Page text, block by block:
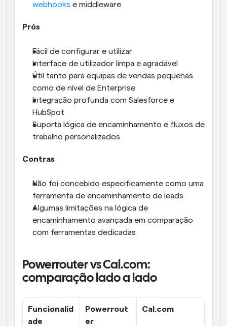
webhooks e middleware
Prós
Fácil de configurar e utilizar
Interface de utilizador limpa e agradável
Útil tanto para equipas de vendas pequenas
como de nível de Enterprise
Integração profunda com Salesforce e
HubSpot
Suporta lógica de encaminhamento e fluxos de
trabalho personalizados
Contras
Não foi concebido especificamente como uma
ferramenta de encaminhamento de leads
Algumas limitações na lógica de
encaminhamento avançada em comparação
com ferramentas dedicadas
Powerrouter vs Cal.com:
comparação lado a lado
Funcionalid
ade
Powerrout
er
Cal.com